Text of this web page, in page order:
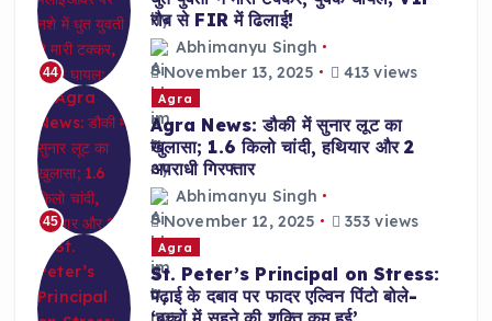
44
रौब से FIR में ढिलाई!
Abhimanyu Singh
November 13, 2025
413 views
45
Agra
Agra News: डौकी में सुनार लूट का
खुलासा; 1.6 किलो चांदी, हथियार और 2
अपराधी गिरफ्तार
Abhimanyu Singh
November 12, 2025
353 views
Agra
St. Peter’s Principal on Stress:
पढ़ाई के दबाव पर फादर एल्विन पिंटो बोले-